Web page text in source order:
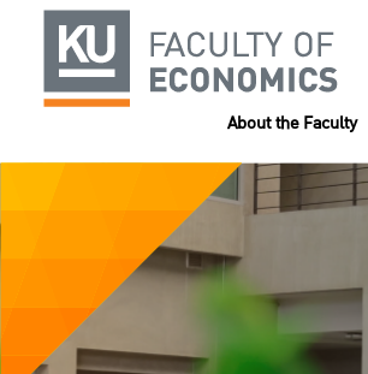
About the Faculty